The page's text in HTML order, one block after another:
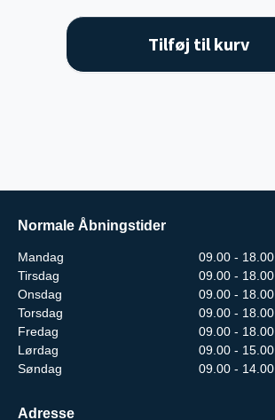
Tilføj til kurv
Normale Åbningstider
Mandag
09.00 - 18.00
Tirsdag
09.00 - 18.00
Onsdag
09.00 - 18.00
Torsdag
09.00 - 18.00
Fredag
09.00 - 18.00
Lørdag
09.00 - 15.00
Søndag
09.00 - 14.00
Adresse